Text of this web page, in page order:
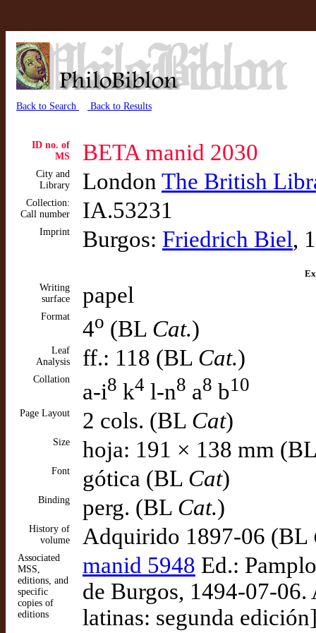
Back to Search Back to Results
ID no. of
MS
BETA manid 2030
City and
Library
London The British
Collection:
Call number
IA.53231
Imprint Burgos: Friedrich Biel,
Writing
surface
papel
Format 4o (BL Cat.)
Leaf
Analysis
ff.: 118 (BL Cat.)
Collation a-i8 k4 l-n8 a8 b10
Page Layout 2 cols. (BL Cat)
Size hoja: 191 × 138 mm
Font gótica (BL Cat)
Binding perg. (BL Cat.)
History of
volume
Adquirido 1897-06 (BL
Associated
MSS,
editions, and
specific
copies of
editions
manid 5948 Ed.:
de Burgos, 1494-07-
latinas: segunda